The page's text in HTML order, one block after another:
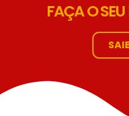
FAÇA O